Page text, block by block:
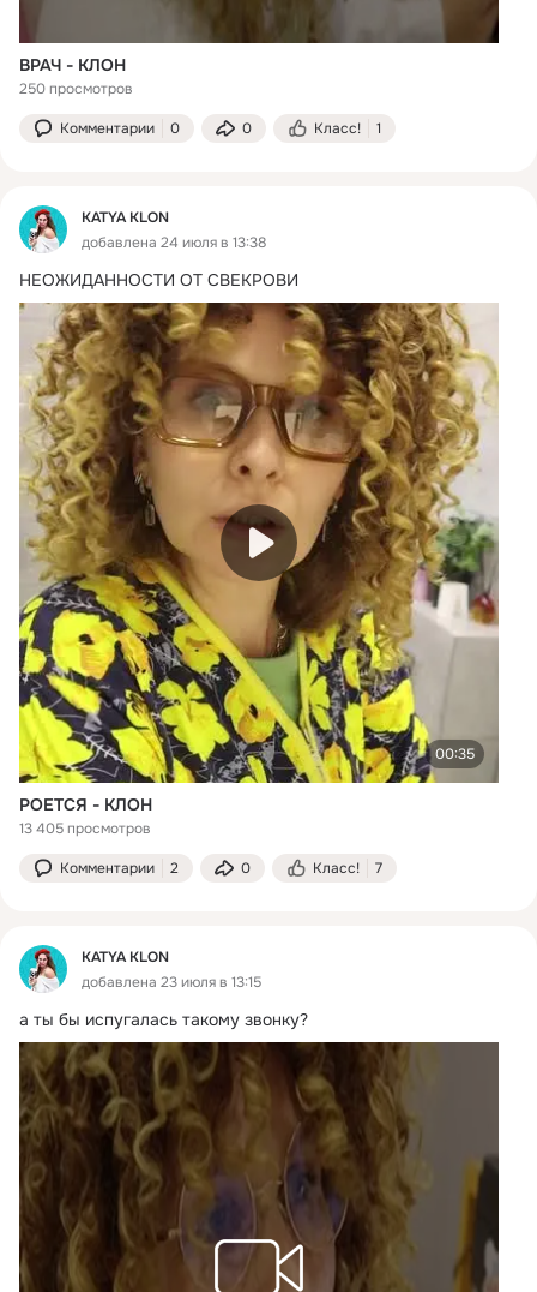
ВРАЧ - КЛОН
250 просмотров
Комментарии 0 0 Класс! 1
KATYA KLON
добавлена 24 июля в 13:38
НЕОЖИДАННОСТИ ОТ СВЕКРОВИ
00:35
РОЕТСЯ - КЛОН
13 405 просмотров
Комментарии 2 0 Класс! 7
KATYA KLON
добавлена 23 июля в 13:15
а ты бы испугалась такому звонку?